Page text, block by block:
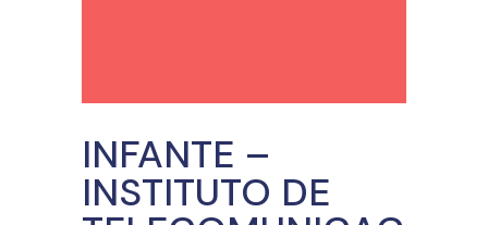
INFANTE –
INSTITUTO DE